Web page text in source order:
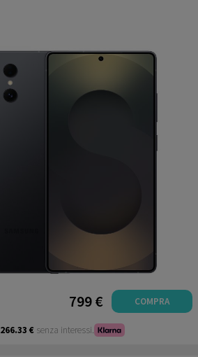
799 € COMPRA
266.33 €senza interessi.